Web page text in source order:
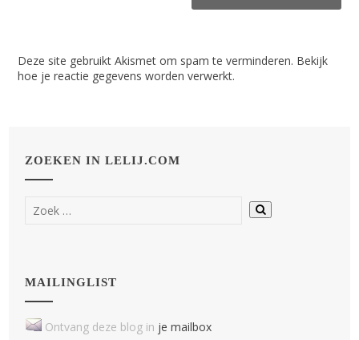
Deze site gebruikt Akismet om spam te verminderen. Bekijk
hoe je reactie gegevens worden verwerkt.
ZOEKEN IN LELIJ.COM
MAILINGLIST
Ontvang deze blog in je mailbox